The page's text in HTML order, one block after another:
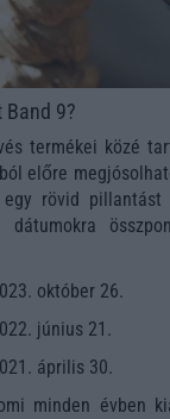
Band 9?
termékei közé
előre
egy rövid
dátumokra
október 26.
június 21.
április 30.
minden évben